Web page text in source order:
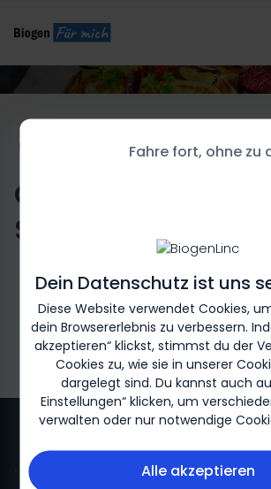
Dein Datenschutz ist uns
Diese Website verwendet Cookies,
dein Browsererlebnis zu verbessern.
akzeptieren“ klickst, stimmst du der
Cookies zu, wie sie in unserer
dargelegt sind. Du kannst auch
Einstellungen“ klicken, um
verwalten oder nur notwendige
Alle akzeptieren
Fahre fort, ohne zu
REZEPTE FÜR MICH
Ofengemüse mit
Senf-Marinade